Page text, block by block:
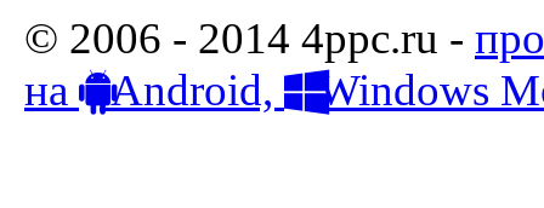
© 2006 - 2014 4ppc.ru -
на
Android, Windows